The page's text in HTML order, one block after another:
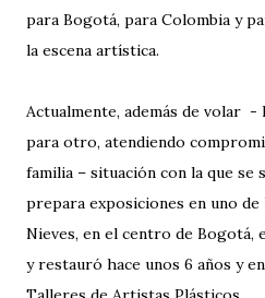
para Bogotá, para Colombia y
la escena artística.
Actualmente, además de volar
para otro, atendiendo
familia – situación con la que se
prepara exposiciones en uno
Nieves, en el centro de Bogotá,
y restauró hace unos 6 años y